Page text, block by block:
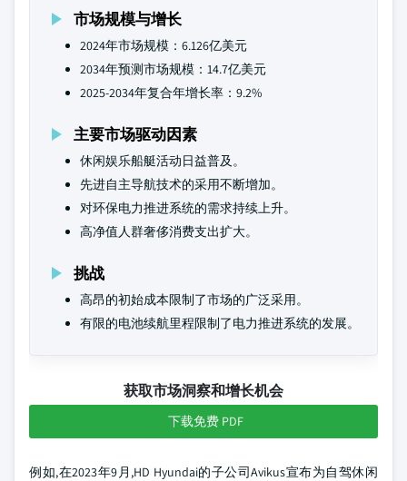
市场规模与增长
2024年市场规模：6.126亿美元
2034年预测市场规模：14.7亿美元
2025-2034年复合年增长率：9.2%
主要市场驱动因素
休闲娱乐船艇活动日益普及。
先进自主导航技术的采用不断增加。
对环保电力推进系统的需求持续上升。
高净值人群奢侈消费支出扩大。
挑战
高昂的初始成本限制了市场的广泛采用。
有限的电池续航里程限制了电力推进系统的发展。
获取市场洞察和增长机会
下载免费 PDF
例如,在2023年9月,HD Hyundai的子公司Avikus宣布为自驾休闲